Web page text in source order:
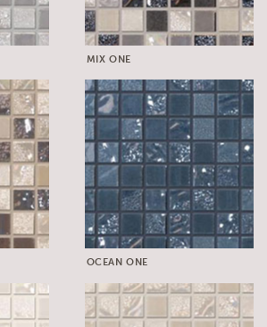
MIX ONE
OCEAN ONE